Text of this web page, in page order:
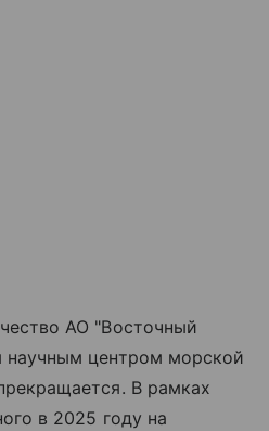
АО "Восточный
центром морской
В рамках
в 2025 году на